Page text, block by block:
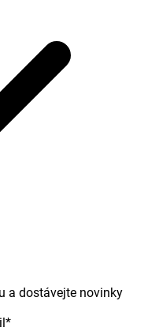
a dostávejte novinky
*